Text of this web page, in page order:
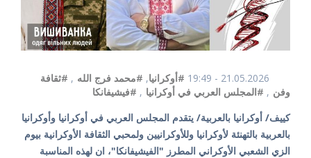
21.05.2026 - 19:49 #أوكرانيا, #محمد فرج الله , #ثقافة
وفن , #المجلس العربي في أوكرانيا , #فيشيفانكا
كييف/ أوكرانيا بالعربية/ يتقدم المجلس العربي في أوكرانيا وأوكرانيا
بالعربية بالتهنئة لأوكرانيا وللأوكرانيين ولمحبي الثقافة الأوكرانية بيوم
الزي الشعبي الأوكراني المطرز "الفيشيفانكا"، ان لهذه المناسبة